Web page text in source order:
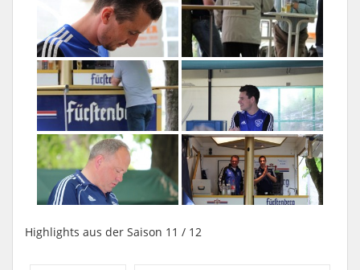
Highlights aus der Saison 11 / 12